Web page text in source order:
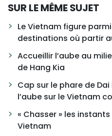
SUR LE MÊME SUJET
Le Vietnam figure
destinations où partir
Accueillir l’aube au
de Hang Kia
Cap sur le phare de
l’aube sur le Vietnam
« Chasser » les
Vietnam